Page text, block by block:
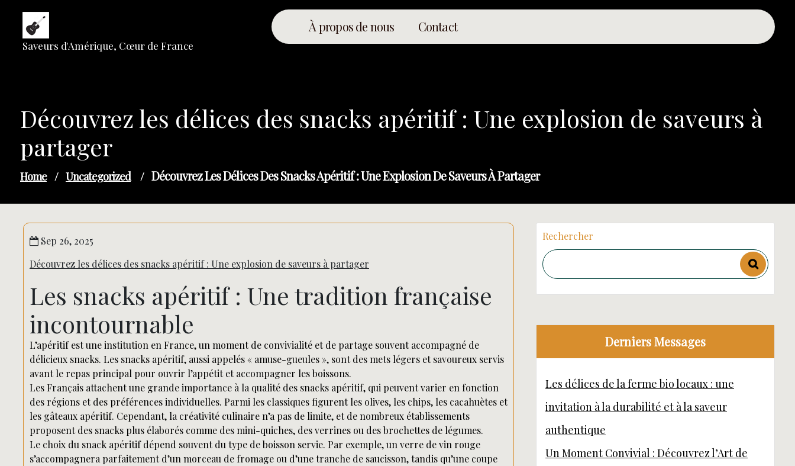
content
Saveurs d'Amérique, Cœur de France
À propos de nous Contact
Découvrez les délices des snacks apéritif : Une explosion de saveurs à
partager
Home / Uncategorized / Découvrez Les Délices Des Snacks Apéritif : Une Explosion De Saveurs À Partager
Sep 26, 2025
Découvrez les délices des snacks apéritif : Une explosion de saveurs à partager
Les snacks apéritif : Une tradition française
incontournable
L’apéritif est une institution en France, un moment de convivialité et de partage souvent accompagné de
délicieux snacks. Les snacks apéritif, aussi appelés « amuse-gueules », sont des mets légers et savoureux servis
avant le repas principal pour ouvrir l’appétit et accompagner les boissons.
Les Français attachent une grande importance à la qualité des snacks apéritif, qui peuvent varier en fonction
des régions et des préférences individuelles. Parmi les classiques figurent les olives, les chips, les cacahuètes et
les gâteaux apéritif. Cependant, la créativité culinaire n’a pas de limite, et de nombreux établissements
proposent des snacks plus élaborés comme des mini-quiches, des verrines ou des brochettes de légumes.
Le choix du snack apéritif dépend souvent du type de boisson servie. Par exemple, un verre de vin rouge
s’accompagnera parfaitement d’un morceau de fromage ou d’une tranche de saucisson, tandis qu’une coupe
Rechercher
Derniers Messages
Les délices de la ferme bio locaux : une
invitation à la durabilité et à la saveur
authentique
Un Moment Convivial : Découvrez l’Art de